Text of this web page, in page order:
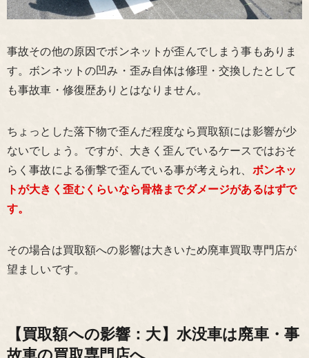
事故その他の原因でボンネットが歪んでしまう事もありま
す。ボンネットの凹み・歪み自体は修理・交換したとして
も事故車・修復歴ありとはなりません。
ちょっとした落下物で歪んだ程度なら買取額には影響が少
ないでしょう。ですが、大きく歪んでいるケースではおそ
らく事故による衝撃で歪んでいる事が考えられ、 ボンネッ
トが大きく歪むくらいなら骨格までダメージがあるはずで
す。
その場合は買取額への影響は大きいため廃車買取専門店が
望ましいです。
【買取額への影響：大】水没車は廃車・事